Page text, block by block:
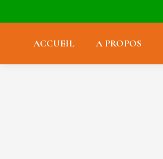
ACCUEIL A PROPOS